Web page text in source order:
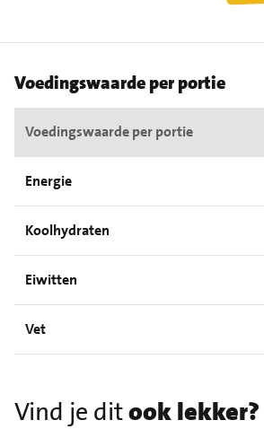
Voedingswaarde per portie
Voedingswaarde per portie
Energie
Koolhydraten
Eiwitten
Vet
Vind je ditook lekker?